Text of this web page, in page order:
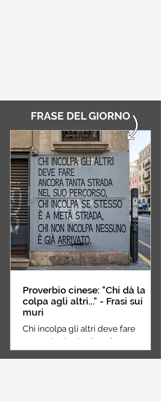
FRASE DEL GIORNO
Proverbio cinese: "Chi dà la
colpa agli altri..." - Frasi sui
muri
Chi incolpa gli altri deve fare
ancora tanta strada nel suo